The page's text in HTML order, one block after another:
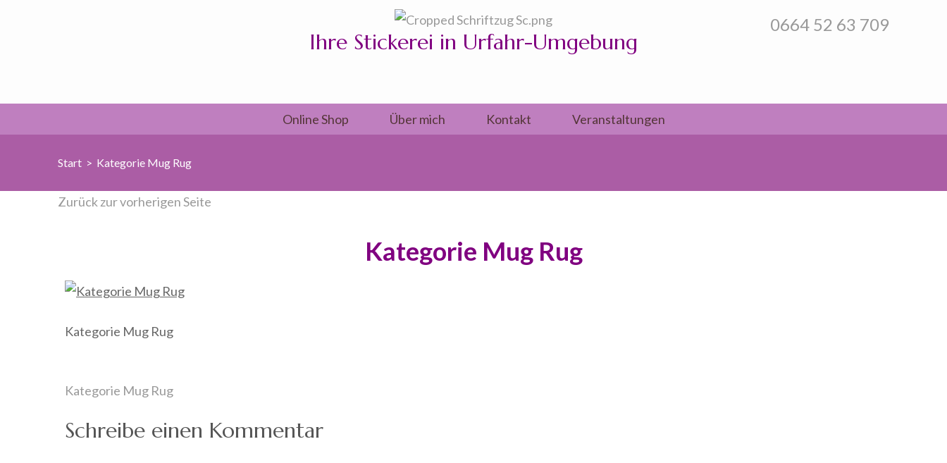
0664 52 63 709
Ihre Stickerei in Urfahr-Umgebung
Online Shop Über mich Kontakt Veranstaltungen
Start > Kategorie Mug Rug
Zurück zur vorherigen Seite
Kategorie Mug Rug
Kategorie Mug Rug
Beitragsnavigation
Kategorie Mug Rug
Schreibe einen Kommentar